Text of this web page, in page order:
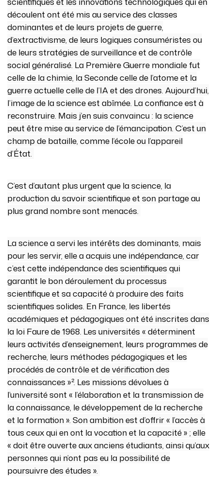
découlent ont été mis au service des classes
dominantes et de leurs projets de guerre,
d’extractivisme, de leurs logiques consuméristes ou
de leurs stratégies de surveillance et de contrôle
social généralisé. La Première Guerre mondiale fut
celle de la chimie, la Seconde celle de l’atome et la
guerre actuelle celle de l’IA et des drones. Aujourd’hui,
l’image de la science est abîmée. La confiance est à
reconstruire. Mais j’en suis convaincu : la science
peut être mise au service de l’émancipation. C’est un
champ de bataille, comme l’école ou l’appareil
d’État.
C’est d’autant plus urgent que la science, la
production du savoir scientifique et son partage au
plus grand nombre sont menacés.
La science a servi les intérêts des dominants, mais
pour les servir, elle a acquis une indépendance, car
c’est cette indépendance des scientifiques qui
garantit le bon déroulement du processus
scientifique et sa capacité à produire des faits
scientifiques solides. En France, les libertés
académiques et pédagogiques ont été inscrites dans
la loi Faure de 1968. Les universités « déterminent
leurs activités d’enseignement, leurs programmes de
recherche, leurs méthodes pédagogiques et les
procédés de contrôle et de vérification des
connaissances »². Les missions dévolues à
l’université sont « l’élaboration et la transmission de
la connaissance, le développement de la recherche
et la formation ». Son ambition est d’offrir « l’accès à
tous ceux qui en ont la vocation et la capacité » ; elle
« doit être ouverte aux anciens étudiants, ainsi qu’aux
personnes qui n’ont pas eu la possibilité de
poursuivre des études ».